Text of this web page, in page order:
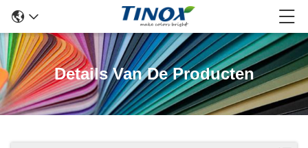
Details Van De Producten